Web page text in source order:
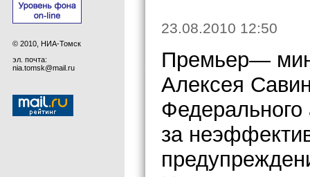
© 2010, НИА-Томск
эл. почта:
nia.tomsk@mail.ru
23.08.2010 12:50
Премьер—
Алексея
Федерального
за